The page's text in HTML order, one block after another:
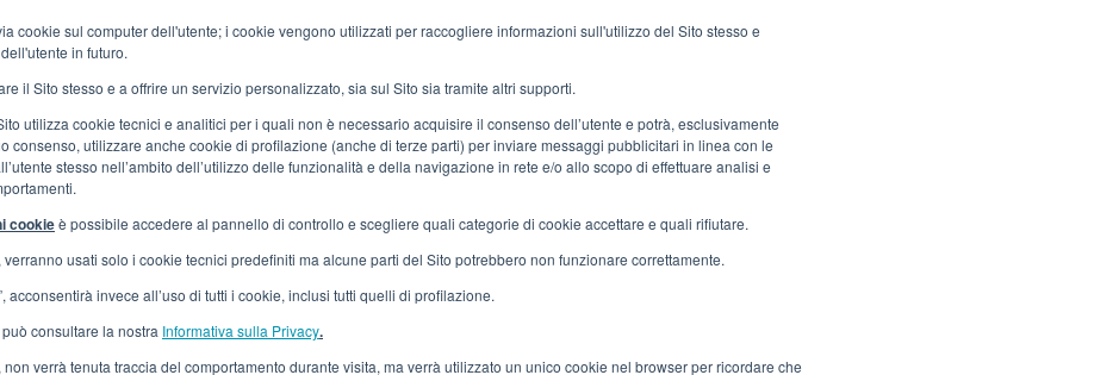
cookie sul computer dell'utente; i cookie vengono utilizzati per raccogliere informazioni sull'utilizzo del Sito stesso e
in futuro.
il Sito stesso e a offrire un servizio personalizzato, sia sul Sito sia tramite altri supporti.
utilizza cookie tecnici e analitici per i quali non è necessario acquisire il consenso dell’utente e potrà, esclusivamente
consenso, utilizzare anche cookie di profilazione (anche di terze parti) per inviare messaggi pubblicitari in linea con le
stesso nell’ambito dell’utilizzo delle funzionalità e della navigazione in rete e/o allo scopo di effettuare analisi e
cookieè possibile accedere al pannello di controllo e scegliere quali categorie di cookie accettare e quali rifiutare.
verranno usati solo i cookie tecnici predefiniti ma alcune parti del Sito potrebbero non funzionare correttamente.
acconsentirà invece all’uso di tutti i cookie, inclusi tutti quelli di profilazione.
consultare la nostra Informativa sulla Privacy.
verrà tenuta traccia del comportamento durante visita, ma verrà utilizzato un unico cookie nel browser per ricordare che
SIAMO
Lazzaretto, 10/F
(VA) ITALY
00730100120
Negozio:
8:30-12:00 a.m. - 1:30-5:00 p.m.
RIMANI AGGIORNATO
SEGUICI SU